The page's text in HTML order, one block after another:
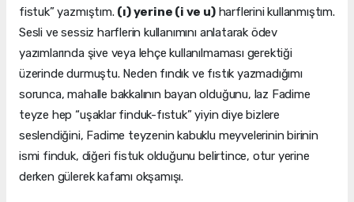
fistuk” yazmıştım. (ı) yerine (i ve u)harflerini kullanmıştım.
Sesli ve sessiz harflerin kullanımını anlatarak ödev
yazımlarında şive veya lehçe kullanılmaması gerektiği
üzerinde durmuştu. Neden fındık ve fıstık yazmadığımı
sorunca, mahalle bakkalının bayan olduğunu, laz Fadime
teyze hep “uşaklar finduk-fıstuk” yiyin diye bizlere
seslendiğini, Fadime teyzenin kabuklu meyvelerinin birinin
ismi finduk, diğeri fistuk olduğunu belirtince, otur yerine
derken gülerek kafamı okşamışı.